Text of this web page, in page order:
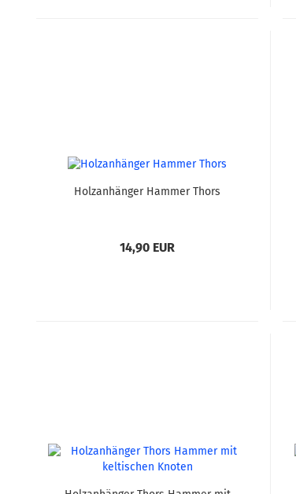
Holzanhänger Hammer Thors
14,90 EUR